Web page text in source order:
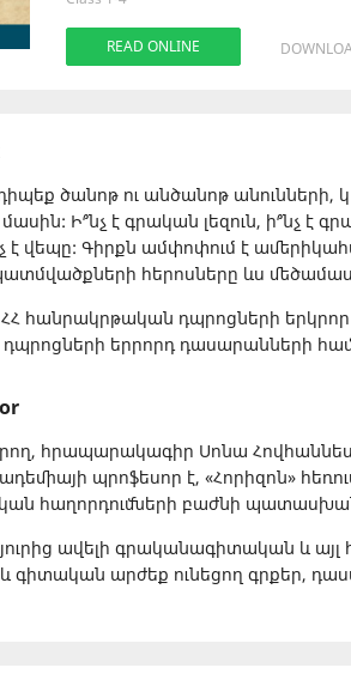
READ ONLINE
ծանոթ ու անծանոթ անունների,
Ի՞նչ է գրական լեզուն, ի՞նչ է
է վեպը: Գիրքն ամփոփում է
հերոսները ևս
հանրակրթական դպրոցների
երրորդ դասարանների
հրապարակագիր Սոնա
պրոֆեսոր է, «Հորիզոն»
հաղորդումների բաժնի
ավելի գրականագիտական և
գիտական արժեք ունեցող գրքեր,